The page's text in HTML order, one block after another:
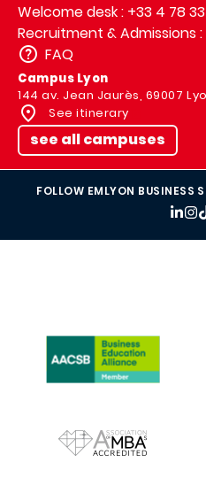
Welcome desk : +33 4 78
Recruitment & Admissions :
FAQ
Campus Lyon
144 av. Jean Jaurès, 69007
See itinerary
see all campuses
FOLLOW EMLYON BUSINESS
IMAGE